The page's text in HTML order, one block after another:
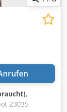
,
23035